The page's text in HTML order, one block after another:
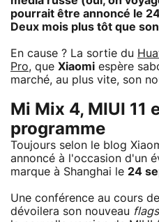
pourrait être annoncé le
Deux mois plus tôt que
En cause ? La sortie du
Pro, que Xiaomi espère
marché, au plus vite, son
Mi Mix 4, MIUI 11
programme
Toujours selon le blog
annoncé à l'occasion d'un
marque à Shanghai le 24
Une conférence au cours
dévoilera son nouveau